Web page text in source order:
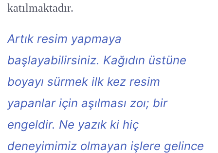
katılmaktadır.
Artık resim yapmaya
başlayabilirsiniz. Kağıdın üstüne
boyayı sürmek ilk kez resim
yapanlar için aşılması zoı; bir
engeldir. Ne yazık ki hiç
deneyimimiz olmayan işlere gelince